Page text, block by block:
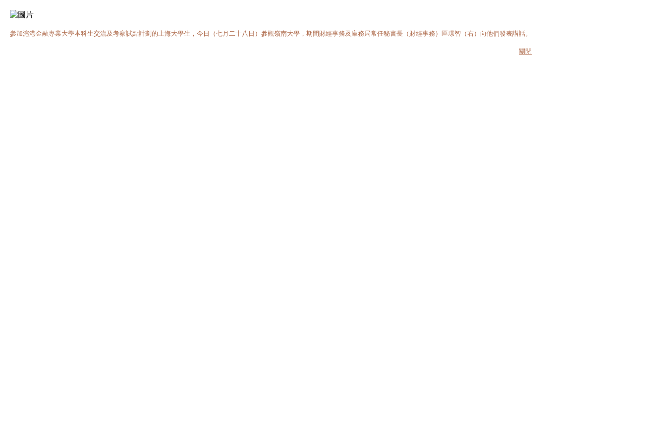
參加滬港金融專業大學本科生交流及考察試點計劃的上海大學生，今日（七月二十八日）參觀嶺南大學，期間財經事務及庫務局常任秘書長（財經事務）區璟智（右）向他們發表講話。
關閉